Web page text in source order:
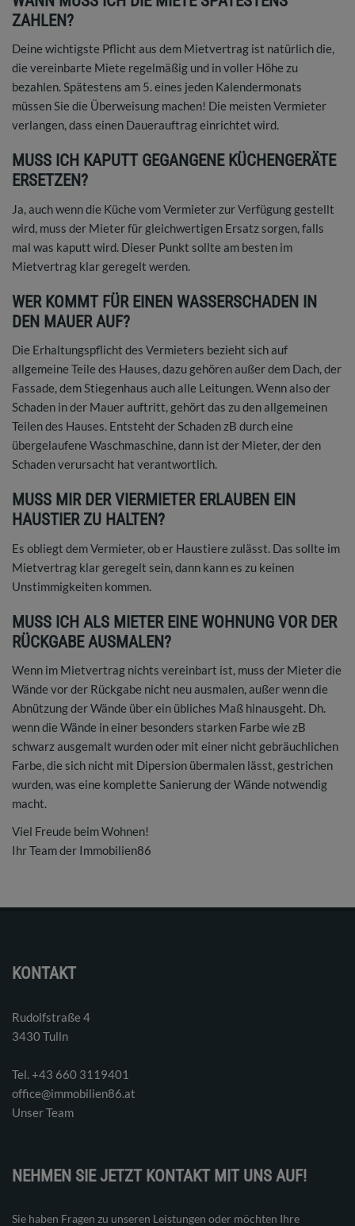
ZAHLEN?
Deine wichtigste Pflicht aus dem Mietvertrag ist natürlich die,
die vereinbarte Miete regelmäßig und in voller Höhe zu
bezahlen. Spätestens am 5. eines jeden Kalendermonats
müssen Sie die Überweisung machen! Die meisten Vermieter
verlangen, dass einen Dauerauftrag einrichtet wird.
MUSS ICH KAPUTT GEGANGENE KÜCHENGERÄTE
ERSETZEN?
Ja, auch wenn die Küche vom Vermieter zur Verfügung gestellt
wird, muss der Mieter für gleichwertigen Ersatz sorgen, falls
mal was kaputt wird. Dieser Punkt sollte am besten im
Mietvertrag klar geregelt werden.
WER KOMMT FÜR EINEN WASSERSCHADEN IN
DEN MAUER AUF?
Die Erhaltungspflicht des Vermieters bezieht sich auf
allgemeine Teile des Hauses, dazu gehören außer dem Dach, der
Fassade, dem Stiegenhaus auch alle Leitungen. Wenn also der
Schaden in der Mauer auftritt, gehört das zu den allgemeinen
Teilen des Hauses. Entsteht der Schaden zB durch eine
übergelaufene Waschmaschine, dann ist der Mieter, der den
Schaden verursacht hat verantwortlich.
MUSS MIR DER VIERMIETER ERLAUBEN EIN
HAUSTIER ZU HALTEN?
Es obliegt dem Vermieter, ob er Haustiere zulässt. Das sollte im
Mietvertrag klar geregelt sein, dann kann es zu keinen
Unstimmigkeiten kommen.
MUSS ICH ALS MIETER EINE WOHNUNG VOR DER
RÜCKGABE AUSMALEN?
Wenn im Mietvertrag nichts vereinbart ist, muss der Mieter die
Wände vor der Rückgabe nicht neu ausmalen, außer wenn die
Abnützung der Wände über ein übliches Maß hinausgeht. Dh.
wenn die Wände in einer besonders starken Farbe wie zB
schwarz ausgemalt wurden oder mit einer nicht gebräuchlichen
Farbe, die sich nicht mit Dipersion übermalen lässt, gestrichen
wurden, was eine komplette Sanierung der Wände notwendig
macht.
Viel Freude beim Wohnen!
Ihr Team der Immobilien86
KONTAKT
Rudolfstraße 4
3430 Tulln
Tel. ‭+43 660 3119401‬
office@immobilien86.at
Unser Team
NEHMEN SIE JETZT KONTAKT MIT UNS AUF!
Sie haben Fragen zu unseren Leistungen oder möchten Ihre